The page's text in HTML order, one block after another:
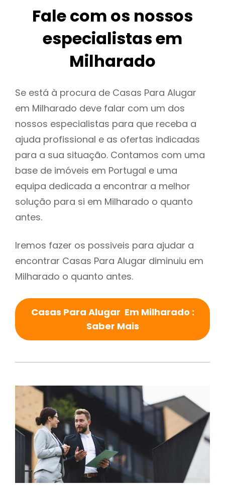
Fale com os nossos
especialistas em
Milharado
Se está à procura de Casas Para Alugar
em Milharado deve falar com um dos
nossos especialistas para que receba a
ajuda profissional e as ofertas indicadas
para a sua situação. Contamos com uma
base de imóveis em Portugal e uma
equipa dedicada a encontrar a melhor
solução para si em Milharado o quanto
antes.
Iremos fazer os possiveis para ajudar a
encontrar Casas Para Alugar diminuiu em
Milharado o quanto antes.
Casas Para Alugar Em Milharado :
Saber Mais